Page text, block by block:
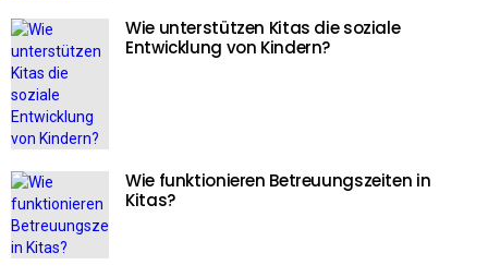
Wie unterstützen Kitas die soziale
Entwicklung von Kindern?
Wie funktionieren Betreuungszeiten in
Kitas?